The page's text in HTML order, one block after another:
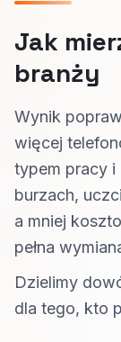
Jak
branży
Wynik
więcej
typem pracy i
burzach,
a mniej
pełna
Dzielimy
dla tego, kto